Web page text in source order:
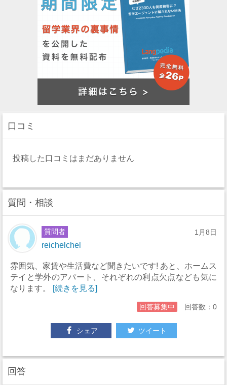
口コミ
投稿した口コミはまだありません
質問・相談
質問者
reichelchel
1月8日
雰囲気、家賃や生活費など聞きたいです! あと、ホームス
テイと学外のアパート、それぞれの利点欠点なども気に
なります。
[続きを見る]
回答募集中 回答数：0
シェア ツイート
回答